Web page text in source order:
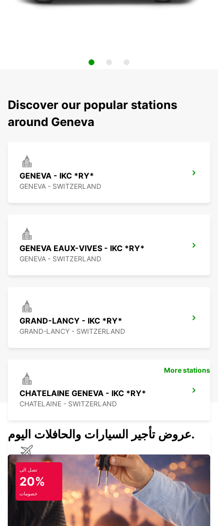
Discover our popular stations
around Geneva
GENEVA - IKC *RY*
GENEVA - SWITZERLAND
GENEVA EAUX-VIVES - IKC *RY*
GENEVA - SWITZERLAND
GRAND-LANCY - IKC *RY*
GRAND-LANCY - SWITZERLAND
CHATELAINE GENEVA - IKC *RY*
CHATELAINE - SWITZERLAND
GENEVA AIRPORT CH - IKC *RY*
GENEVA - SWITZERLAND
More stations
عروض تأجير السيارات والحافلات اليوم.
تصل الى
20%
خصومات